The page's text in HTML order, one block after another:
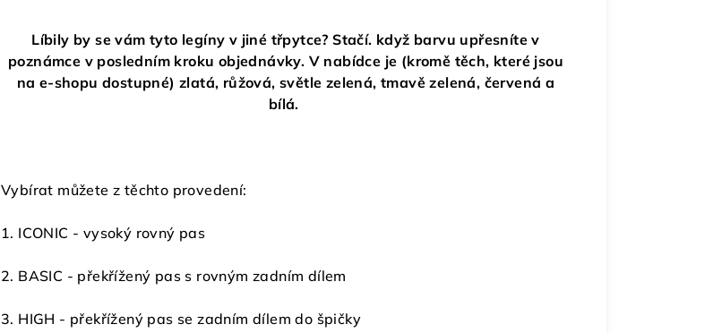
Líbily by se vám tyto legíny v jiné třpytce? Stačí. když barvu upřesníte v
poznámce v posledním kroku objednávky. V nabídce je (kromě těch, které jsou
na e-shopu dostupné) zlatá, růžová, světle zelená, tmavě zelená, červená a
bílá.
Vybírat můžete z těchto provedení:
1. ICONIC - vysoký rovný pas
2. BASIC - překřížený pas s rovným zadním dílem
3. HIGH - překřížený pas se zadním dílem do špičky